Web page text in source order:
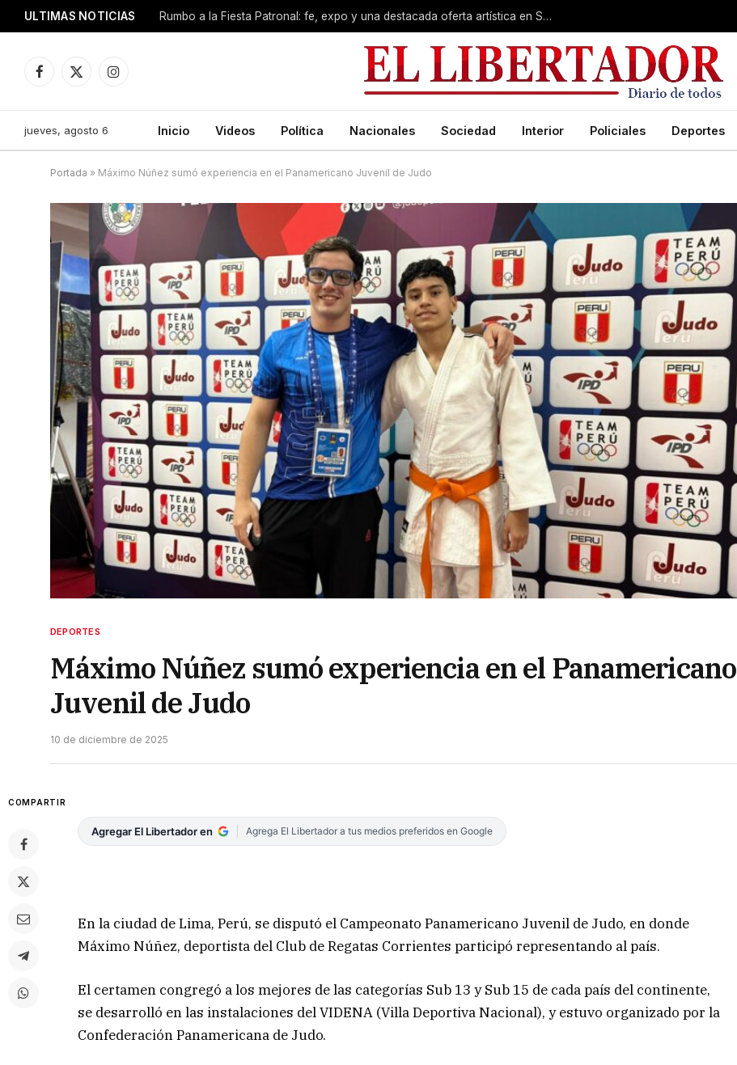
ULTIMAS NOTICIAS Rumbo a la Fiesta Patronal: fe, expo y una destacada oferta artística en San Roque
Facebook
X
Instagram
jueves, agosto 6 Inicio Videos Política Nacionales Sociedad Interior Policiales Deportes
Portada » Máximo Núñez sumó experiencia en el Panamericano Juvenil de Judo
DEPORTES
Máximo Núñez sumó experiencia en el Panamericano
Juvenil de Judo
10 de diciembre de 2025
COMPARTIR
Agregar El Libertador en Agrega El Libertador a tus medios preferidos en Google
En la ciudad de Lima, Perú, se disputó el Campeonato Panamericano Juvenil de Judo, en donde
Máximo Núñez, deportista del Club de Regatas Corrientes participó representando al país.
El certamen congregó a los mejores de las categorías Sub 13 y Sub 15 de cada país del continente,
se desarrolló en las instalaciones del VIDENA (Villa Deportiva Nacional), y estuvo organizado por la
Confederación Panamericana de Judo.